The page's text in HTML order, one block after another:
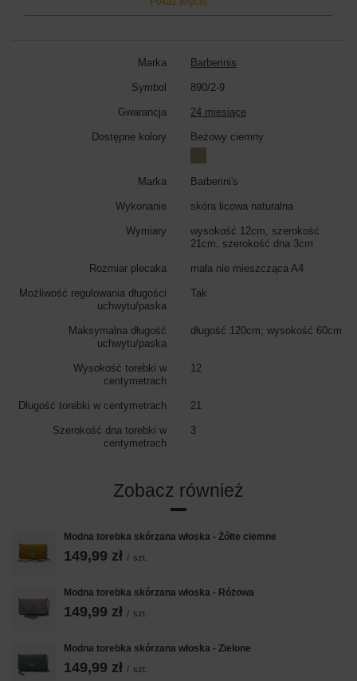
beżowy ciemny
Marka Barberinis
Symbol 890/2-9
Gwarancja 24 miesiące
Dostępne kolory Beżowy ciemny
Marka Barberini's
Wykonanie skóra licowa naturalna
Wymiary
wysokość 12cm, szerokość
21cm, szerokość dna 3cm
Rozmiar plecaka mała nie mieszcząca A4
Możliwość regulowania długości
uchwytu/paska
Tak
Maksymalna długość
uchwytu/paska
długość 120cm; wysokość 60cm
Wysokość torebki w
centymetrach
12
Długość torebki w centymetrach 21
Szerokość dna torebki w
centymetrach
3
Zobacz również
Modna torebka skórzana włoska - Żółte ciemne
149,99 zł / szt.
Modna torebka skórzana włoska - Różowa
149,99 zł / szt.
Modna torebka skórzana włoska - Zielone
149,99 zł / szt.